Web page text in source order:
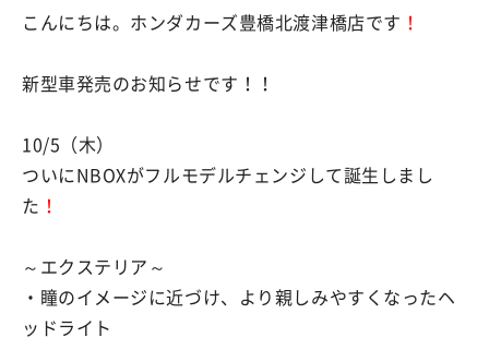
こんにちは。ホンダカーズ豊橋北渡津橋店です ！
新型車発売のお知らせです！！
10/5（木）
ついにNBOXがフルモデルチェンジして誕生しまし
た ！
～エクステリア～
・瞳のイメージに近づけ、より親しみやすくなったヘ
ッドライト